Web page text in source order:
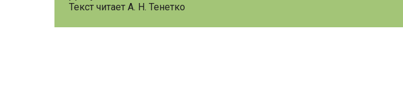
Текст читает А. Н. Тенетко